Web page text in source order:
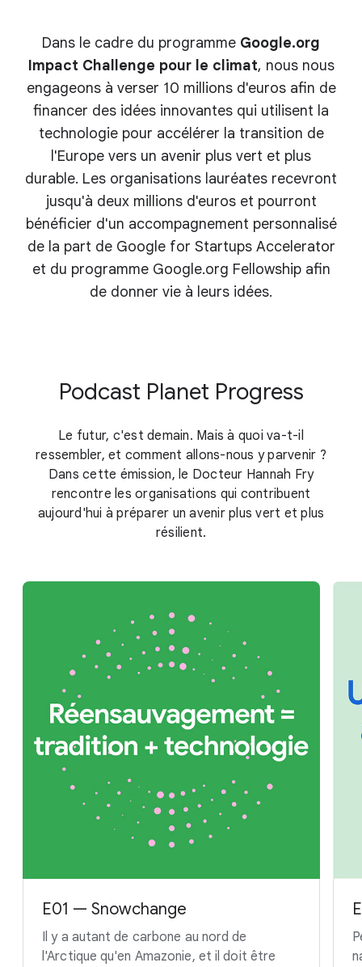
Dans le cadre du programme Google.org
Impact Challenge pour le climat, nous nous
engageons à verser 10 millions d'euros afin de
financer des idées innovantes qui utilisent la
technologie pour accélérer la transition de
l'Europe vers un avenir plus vert et plus
durable. Les organisations lauréates recevront
jusqu'à deux millions d'euros et pourront
bénéficier d'un accompagnement personnalisé
de la part de Google for Startups Accelerator
et du programme Google.org Fellowship afin
de donner vie à leurs idées.
Podcast Planet Progress
Le futur, c'est demain. Mais à quoi va-t-il
ressembler, et comment allons-nous y parvenir ?
Dans cette émission, le Docteur Hannah Fry
rencontre les organisations qui contribuent
aujourd'hui à préparer un avenir plus vert et plus
résilient.
E01 — Snowchange
Il y a autant de carbone au nord de
l'Arctique qu'en Amazonie, et il doit être